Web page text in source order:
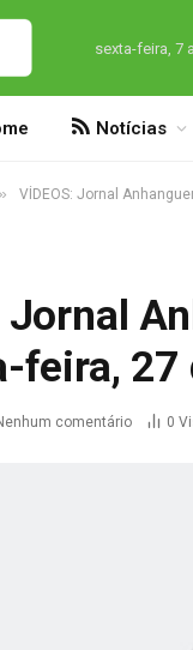
sexta-feira, 7
Notícias
» VÍDEOS: Jornal
Jornal
feira, 27
comentário 0